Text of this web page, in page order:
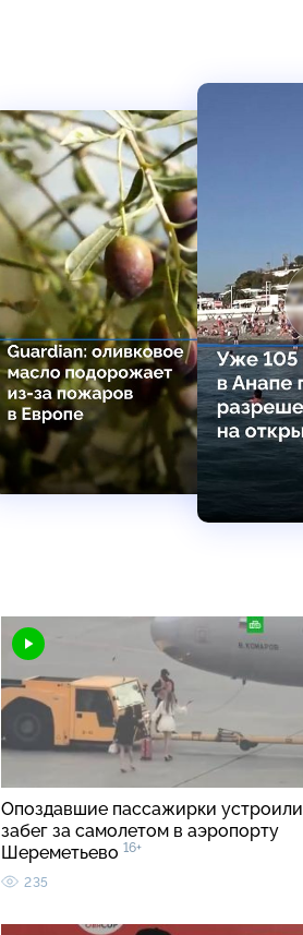
Опоздавшие пассажирки устроили
забег за самолетом в аэропорту
Шереметьево 16+
235